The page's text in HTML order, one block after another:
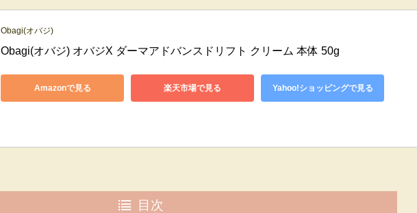
Obagi(オバジ)
Obagi(オバジ) オバジX ダーマアドバンスドリフト クリーム 本体 50g
Amazonで見る 楽天市場で見る Yahoo!ショッピングで見る
目次